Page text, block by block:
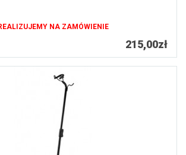
NA ZAMÓWIENIE
215,00zł